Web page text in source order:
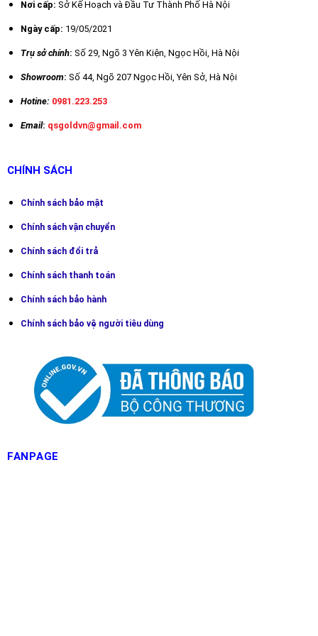
Nơi cấp: Sở Kế Hoạch và Đầu Tư Thành Phố Hà Nội
Ngày cấp: 19/05/2021
Trụ sở chính: Số 29,Ngõ 3 Yên Kiện, Ngọc Hồi, Hà Nội
Showroom: Số 44, Ngõ 207 Ngọc Hồi, Yên Sở, Hà Nội
Hotine: 0981.223.253
Email: qsgoldvn@gmail.com
CHÍNH SÁCH
Chính sách bảo mật
Chính sách vận chuyển
Chính sách đổi trả
Chính sách thanh toán
Chính sách bảo hành
Chính sách bảo vệ người tiêu dùng
FANPAGE